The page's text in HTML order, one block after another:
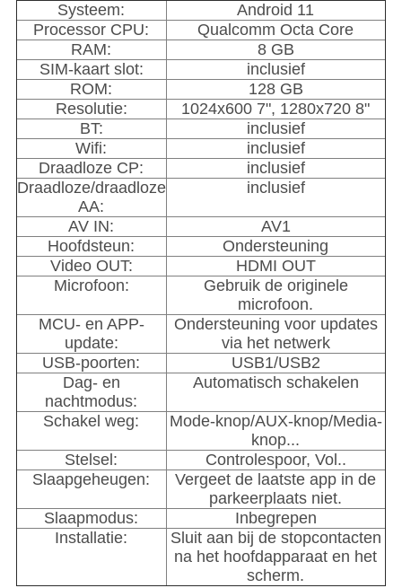
Systeem:
Android 11
Processor CPU:
Qualcomm Octa Core
RAM:
8 GB
SIM-kaart slot:
inclusief
ROM:
128 GB
Resolutie:
1024x600 7", 1280x720 8"
BT:
inclusief
Wifi:
inclusief
Draadloze CP:
inclusief
Draadloze/draadloze
AA:
inclusief
AV IN:
AV1
Hoofdsteun:
Ondersteuning
Video OUT:
HDMI OUT
Microfoon:
Gebruik de originele
microfoon.
MCU- en APP-
update:
Ondersteuning voor updates
via het netwerk
USB-poorten:
USB1/USB2
Dag- en
nachtmodus:
Automatisch schakelen
Schakel weg:
Mode-knop/AUX-knop/Media-
knop...
Stelsel:
Controlespoor, Vol..
Slaapgeheugen:
Vergeet de laatste app in de
parkeerplaats niet.
Slaapmodus:
Inbegrepen
Installatie:
Sluit aan bij de stopcontacten
na het hoofdapparaat en het
scherm.